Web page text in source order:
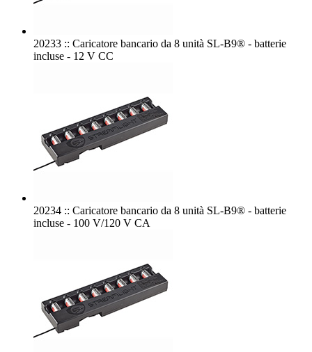
20233 :: Caricatore bancario da 8 unità SL-B9® - batterie
incluse - 12 V CC
20234 :: Caricatore bancario da 8 unità SL-B9® - batterie
incluse - 100 V/120 V CA